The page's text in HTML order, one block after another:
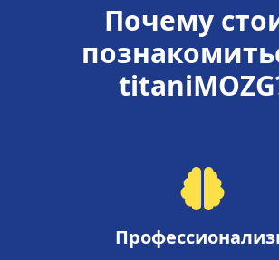
Почему